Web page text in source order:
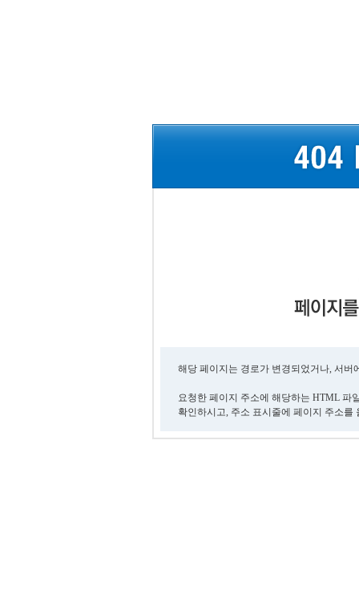
해당 페이지는 경로가 변경되었거나, 서
요청한 페이지 주소에 해당하는 HTML 파
확인하시고, 주소 표시줄에 페이지 주소